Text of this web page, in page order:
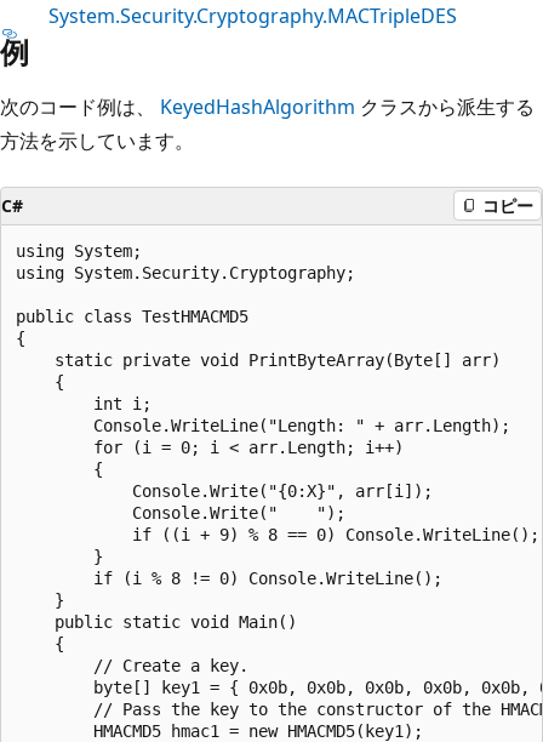
System.Security.Cryptography.MACTripleDES
例
次のコード例は、 KeyedHashAlgorithm クラスから派生する
方法を示しています。
C# コピー
using System;
using System.Security.Cryptography;
public class TestHMACMD5
{
    static private void PrintByteArray(Byte[] arr)
    {
        int i;
        Console.WriteLine("Length: " + arr.Length);
        for (i = 0; i < arr.Length; i++)
        {
            Console.Write("{0:X}", arr[i]);
            Console.Write("    ");
            if ((i + 9) % 8 == 0) Console.WriteLine();
        }
        if (i % 8 != 0) Console.WriteLine();
    }
    public static void Main()
    {
        // Create a key.
byte[] key1 = { 0x0b, 0x0b, 0x0b, 0x0b,
// Pass the key to the constructor of the
        HMACMD5 hmac1 = new HMACMD5(key1);